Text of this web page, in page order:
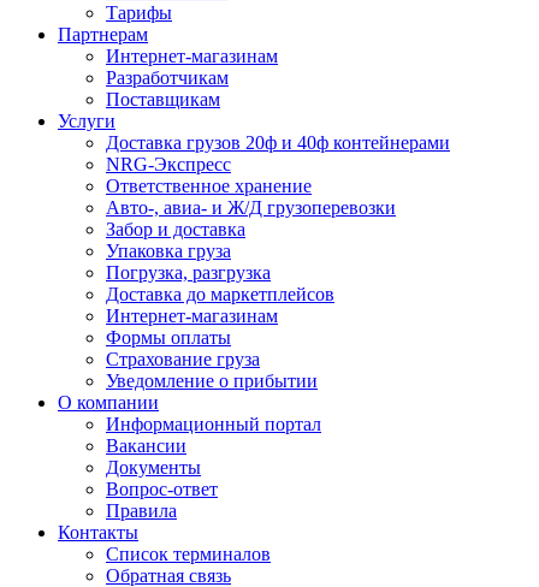
Тарифы
Партнерам
Интернет-магазинам
Разработчикам
Поставщикам
Услуги
Доставка грузов 20ф и 40ф контейнерами
NRG-Экспресс
Ответственное хранение
Авто-, авиа- и Ж/Д грузоперевозки
Забор и доставка
Упаковка груза
Погрузка, разгрузка
Доставка до маркетплейсов
Интернет-магазинам
Формы оплаты
Страхование груза
Уведомление о прибытии
О компании
Информационный портал
Вакансии
Документы
Вопрос-ответ
Правила
Контакты
Список терминалов
Обратная связь